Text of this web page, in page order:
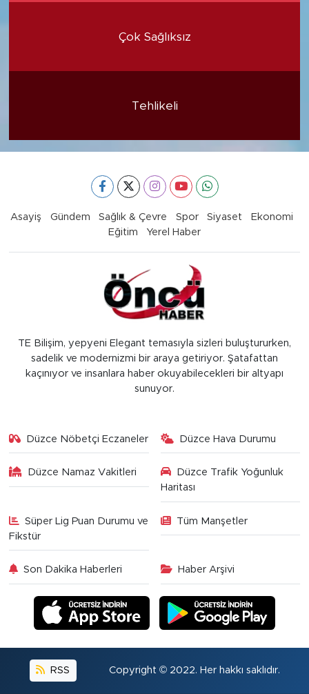
Çok Sağlıksız
Tehlikeli
Asayiş Gündem Sağlık & Çevre Spor Siyaset
Ekonomi
Eğitim
Yerel Haber
TE Bilişim, yepyeni Elegant temasıyla sizleri buluştururken,
sadelik ve modernizmi bir araya getiriyor. Şatafattan
kaçınıyor ve insanlara haber okuyabilecekleri bir altyapı
sunuyor.
Düzce Nöbetçi Eczaneler Düzce Hava Durumu
Düzce Namaz Vakitleri
Düzce Trafik Yoğunluk
Haritası
Süper Lig Puan Durumu ve
Fikstür
Tüm Manşetler
Son Dakika Haberleri Haber Arşivi
RSS Copyright © 2022. Her hakkı saklıdır.